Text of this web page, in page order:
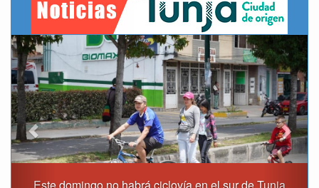
Este domingo no habrá ciclovía en el sur de Tunja
Previous Next